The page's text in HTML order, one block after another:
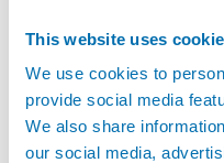
This website uses
We use cookies to
provide social media
We also share
our social media,
Stack di celle a